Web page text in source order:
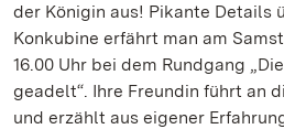
der Königin aus! Pikante Details
Konkubine erfährt man am
16.00 Uhr bei dem Rundgang
geadelt“. Ihre Freundin führt an
und erzählt aus eigener